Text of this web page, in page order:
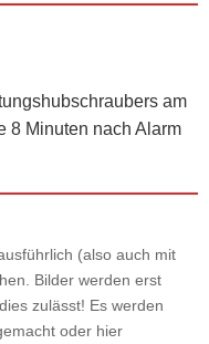
am
8 Minuten nach Alarm
(also auch mit
Bilder werden erst
zulässt! Es werden
oder hier